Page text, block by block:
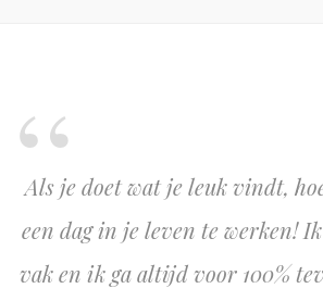
Als je doet wat je leuk vindt,
een dag in je leven te werken!
vak en ik ga altijd voor 100%